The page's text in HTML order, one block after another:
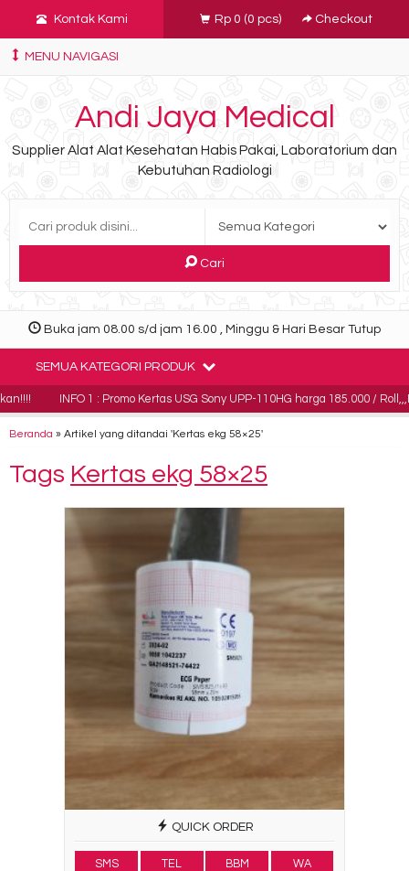
Kontak Kami Rp 0 (0 pcs) Checkout
MENU NAVIGASI
Andi Jaya Medical
Supplier Alat Alat Kesehatan Habis Pakai, Laboratorium dan
Kebutuhan Radiologi
Cari
Buka jam 08.00 s/d jam 16.00 , Minggu & Hari Besar Tutup
SEMUA KATEGORI PRODUK
INFO 1 : Promo Kertas USG Sony UPP-110HG harga 185.000 /
Beranda » Artikel yang ditandai 'Kertas ekg 58×25'
Tags Kertas ekg 58×25
QUICK ORDER
SMS TEL BBM WA